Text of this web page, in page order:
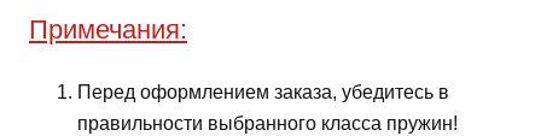
Примечания:
Перед оформлением заказа, убедитесь в
правильности выбранного класса пружин!